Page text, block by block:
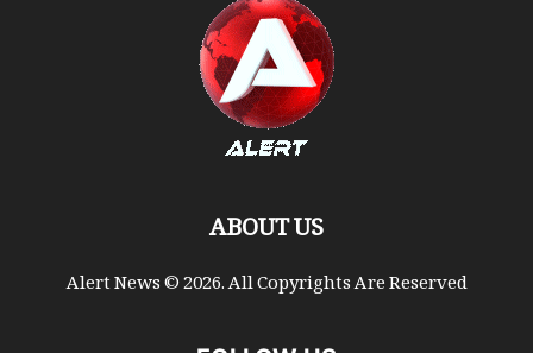
ABOUT US
Alert News © 2026. All Copyrights Are Reserved